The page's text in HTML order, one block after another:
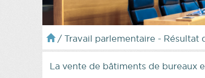
/ Travail parlementaire - Résultat
La vente de bâtiments de bureaux